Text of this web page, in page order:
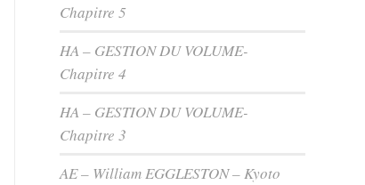
Chapitre 5
HA – GESTION DU VOLUME-
Chapitre 4
HA – GESTION DU VOLUME-
Chapitre 3
AE – William EGGLESTON – Kyoto